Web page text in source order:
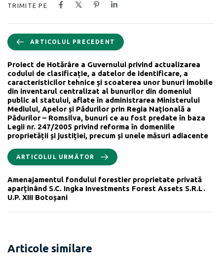
TRIMITE PE
ARTICOLUL PRECEDENT
Proiect de Hotărâre a Guvernului privind actualizarea
codului de clasificație, a datelor de identificare, a
caracteristicilor tehnice și scoaterea unor bunuri imobile
din inventarul centralizat al bunurilor din domeniul
public al statului, aflate în administrarea Ministerului
Mediului, Apelor și Pădurilor prin Regia Națională a
Pădurilor – Romsilva, bunuri ce au fost predate în baza
Legii nr. 247/2005 privind reforma în domeniile
proprietății și justiției, precum și unele măsuri adiacente
ARTICOLUL URMĂTOR
Amenajamentul fondului forestier proprietate privată
aparținând S.C. Ingka Investments Forest Assets S.R.L.
U.P. XIII Botoșani
Articole similare